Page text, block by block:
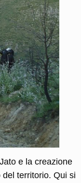
e la creazione
territorio. Qui si